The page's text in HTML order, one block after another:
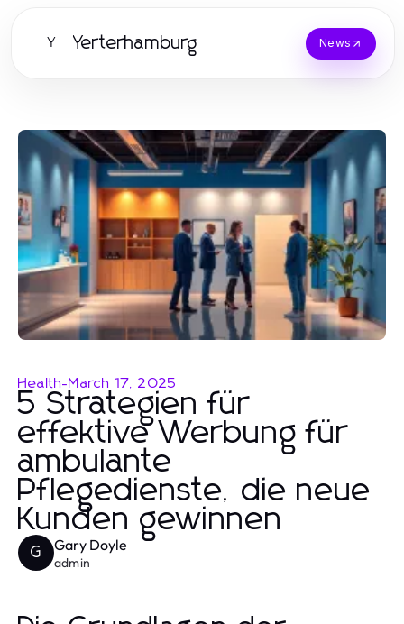
Y Yerterhamburg News
Health-March 17, 2025
5 Strategien für
effektive Werbung für
ambulante
Pflegedienste, die neue
Kunden gewinnen
G Gary Doyle
admin